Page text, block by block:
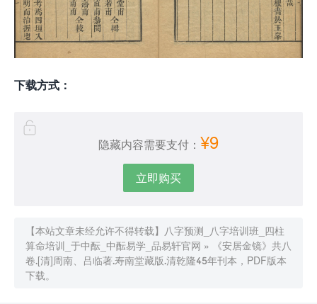
下载方式：
隐藏内容需要支付： ¥9
立即购买
【本站文章未经允许不得转载】
八字预测_八字培训班_四柱
算命培训_于中酝_中酝易学_品易轩官网 »
《安居金镜》共八
卷.[清]周南、吕临著.寿南堂藏版.清乾隆45年刊本，PDF版本
下载。